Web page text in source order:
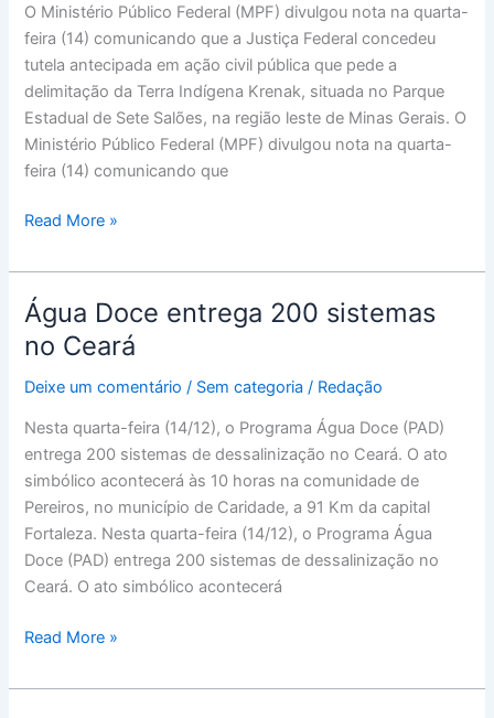
O Ministério Público Federal (MPF) divulgou nota na quarta-
feira (14) comunicando que a Justiça Federal concedeu
tutela antecipada em ação civil pública que pede a
delimitação da Terra Indígena Krenak, situada no Parque
Estadual de Sete Salões, na região leste de Minas Gerais. O
Ministério Público Federal (MPF) divulgou nota na quarta-
feira (14) comunicando que
para
Funai
delimitar
Terra
Indígena
Krenak
em
Read More »
Água Doce entrega 200 sistemas
no Ceará
Deixe um comentário / Sem categoria / Redação
Nesta quarta-feira (14/12), o Programa Água Doce (PAD)
entrega 200 sistemas de dessalinização no Ceará. O ato
simbólico acontecerá às 10 horas na comunidade de
Pereiros, no município de Caridade, a 91 Km da capital
Fortaleza. Nesta quarta-feira (14/12), o Programa Água
Doce (PAD) entrega 200 sistemas de dessalinização no
Ceará. O ato simbólico acontecerá
Água
entrega
200
Ceará
Read More »